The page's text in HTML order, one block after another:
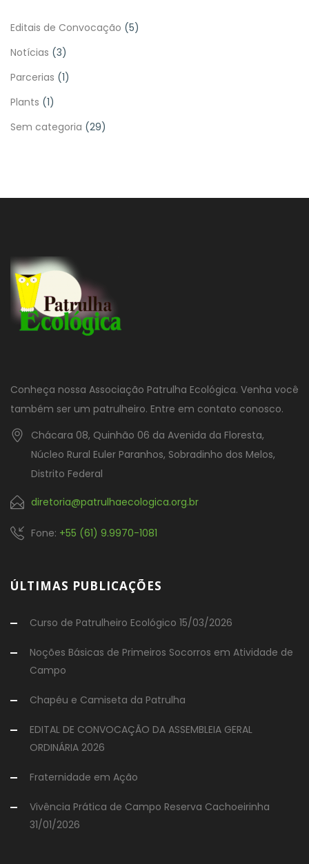
Editais de Convocação (5)
Notícias (3)
Parcerias (1)
Plants (1)
Sem categoria (29)
Conheça nossa Associação Patrulha Ecológica. Venha você
também ser um patrulheiro. Entre em contato conosco.
Chácara 08, Quinhão 06 da Avenida da Floresta,
Núcleo Rural Euler Paranhos, Sobradinho dos Melos,
Distrito Federal
diretoria@patrulhaecologica.org.br
Fone: +55 (61) 9.9970-1081
ÚLTIMAS PUBLICAÇÕES
Curso de Patrulheiro Ecológico 15/03/2026
Noções Básicas de Primeiros Socorros em Atividade de
Campo
Chapéu e Camiseta da Patrulha
EDITAL DE CONVOCAÇÃO DA ASSEMBLEIA GERAL
ORDINÁRIA 2026
Fraternidade em Ação
Vivência Prática de Campo Reserva Cachoeirinha
31/01/2026